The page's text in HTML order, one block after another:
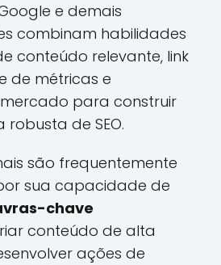
e demais
combinam habilidades
conteúdo relevante, link
de métricas e
para construir
de SEO.
são frequentemente
sua capacidade de
chave
conteúdo de alta
ações de